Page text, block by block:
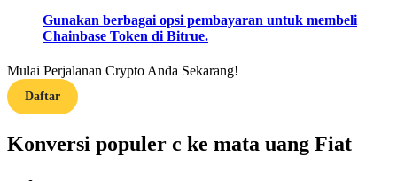
Pelajari cara untuk tetap menghasilkan keuntungan
Gunakan berbagai opsi pembayaran untuk membeli
Chainbase Token di Bitrue.
Mulai Perjalanan Crypto Anda Sekarang!
Daftar
Konversi populer c ke mata uang Fiat